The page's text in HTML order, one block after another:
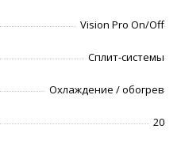
Vision Pro On/Off
Сплит-системы
Охлаждение / обогрев
20